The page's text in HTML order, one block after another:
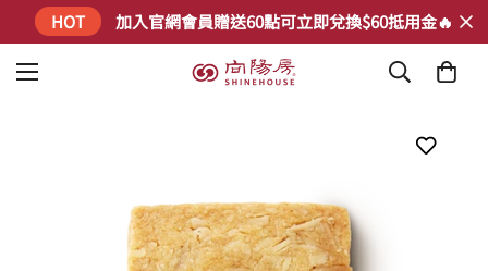
HOT 加入官網會員贈送60點可立即兌換$60抵用金🔥